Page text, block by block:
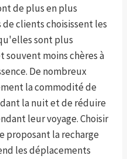
de plus en plus
clients choisissent les
sont plus
souvent moins chères à
De nombreux
la commodité de
la nuit et de réduire
leur voyage. Choisir
proposant la recharge
les déplacements